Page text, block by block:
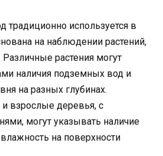
традиционно используется в
на наблюдении растений,
растения могут
наличия подземных вод и
на разных глубинах.
взрослые деревья, с
могут указывать наличие
на поверхности